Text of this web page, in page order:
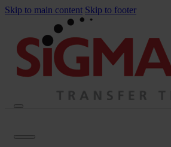
Skip to main content Skip to footer